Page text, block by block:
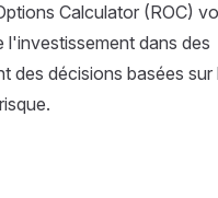
Calculator (ROC)
l'investissement dans des
des décisions basées sur